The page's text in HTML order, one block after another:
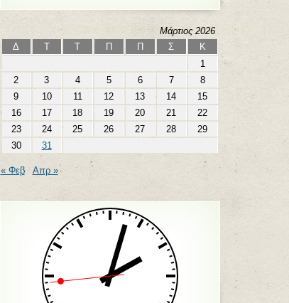
Μάρτιος 2026
Δ
Τ Τ Π Π Σ
Κ
1
2
3 4 5 6 7
8
9
10 11 12 13 14
15
16
17 18 19 20 21
22
23
24 25 26 27 28
29
30
31
« Φεβ Απρ »